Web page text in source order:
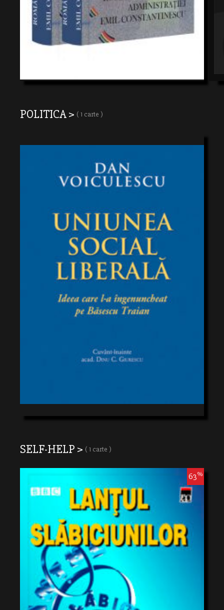
POLITICA > ( 1 carte )
SELF-HELP > ( 1 carte )
63%